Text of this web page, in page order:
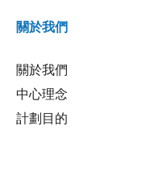
關於我們
關於我們
中心理念
計劃目的